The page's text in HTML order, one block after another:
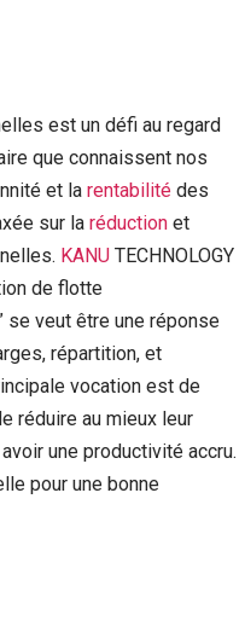
est un défi au regard
que connaissent nos
et la rentabilité des
sur la réduction et
KANU TECHNOLOGY
de flotte
se veut être une réponse
répartition, et
vocation est de
réduire au mieux leur
une productivité accru.
pour une bonne